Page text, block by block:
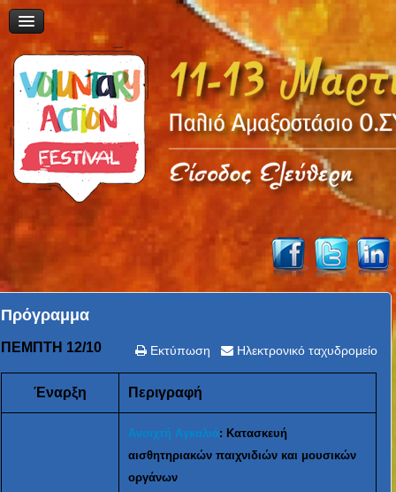
Πρόγραμμα
Εκτύπωση Ηλεκτρονικό ταχυδρομείο
ΠΕΜΠΤΗ 12/10
Έναρξη Περιγραφή
Ανοιχτή Αγκαλιά: Κατασκευή
αισθητηριακών παιχνιδιών και μουσικών
οργάνων